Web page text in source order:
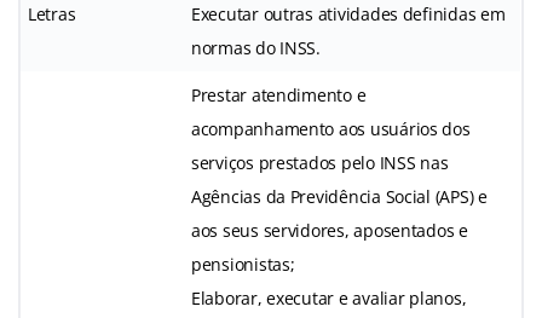
Letras
Executar outras atividades definidas em
normas do INSS.
Prestar atendimento e
acompanhamento aos usuários dos
serviços prestados pelo INSS nas
Agências da Previdência Social (APS) e
aos seus servidores, aposentados e
pensionistas;
Elaborar, executar e avaliar planos,